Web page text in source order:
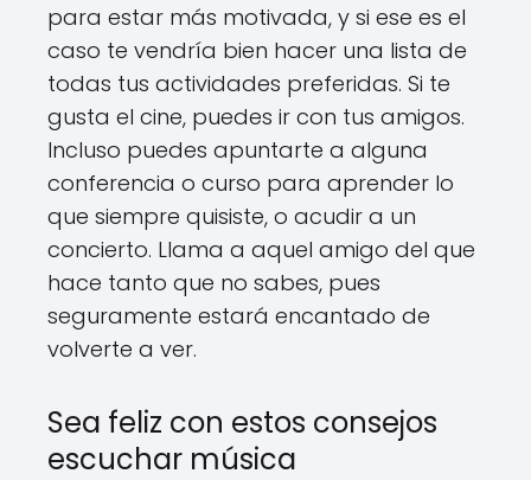
para estar más motivada, y si ese es el
caso te vendría bien hacer una lista de
todas tus actividades preferidas. Si te
gusta el cine, puedes ir con tus amigos.
Incluso puedes apuntarte a alguna
conferencia o curso para aprender lo
que siempre quisiste, o acudir a un
concierto. Llama a aquel amigo del que
hace tanto que no sabes, pues
seguramente estará encantado de
volverte a ver.
Sea feliz con estos consejos
escuchar música